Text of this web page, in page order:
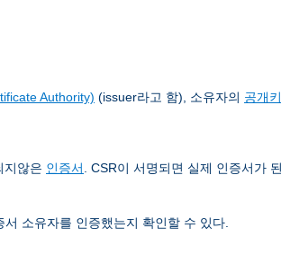
Authority) (issuer라고 함), 소유자의 공개키
지않은 인증서 . CSR이 서명되면 실제 인증서가
소유자를 인증했는지 확인할 수 있다.